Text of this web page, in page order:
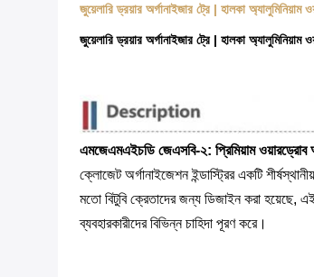
জুয়েলারি ড্রয়ার অর্গানাইজার ট্রে | হালকা
জুয়েলারি ড্রয়ার অর্গানাইজার ট্রে | হালকা
এমজেএমএইচডি জেএসবি-২: প্রিমিয়াম ওয়ারড্রোব
ক্লোজেট অর্গানাইজেশন ইন্ডাস্ট্রির একটি
মতো বিটুবি ক্রেতাদের জন্য ডিজাইন করা হয়েছে, এই
ব্যবহারকারীদের বিভিন্ন চাহিদা পূরণ করে।